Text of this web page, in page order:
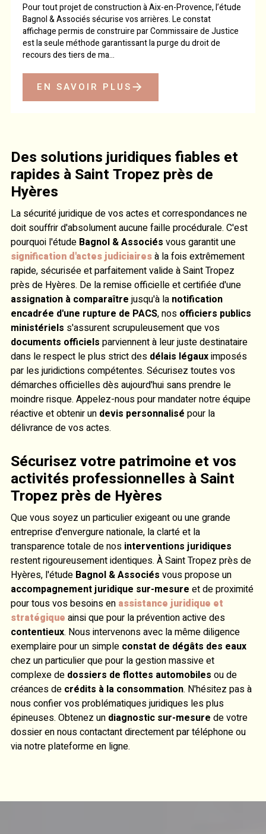
Pour tout projet de construction à Aix-en-Provence, l’étude
Bagnol & Associés sécurise vos arrières. Le constat
affichage permis de construire par Commissaire de Justice
est la seule méthode garantissant la purge du droit de
recours des tiers de ma...
EN SAVOIR PLUS
Des solutions juridiques fiables et
rapides à Saint Tropez près de
Hyères
La sécurité juridique de vos actes et correspondances ne
doit souffrir d'absolument aucune faille procédurale. C'est
pourquoi l'étude Bagnol & Associés vous garantit une
signification d'actes judiciairesà la fois extrêmement
rapide, sécurisée et parfaitement valide à Saint Tropez
près de Hyères. De la remise officielle et certifiée d'une
assignation à comparaîtrejusqu'à la notification
encadrée d'une rupture de PACS, nos officiers publics
ministériels s'assurent scrupuleusement que vos
documents officiels parviennent à leur juste destinataire
dans le respect le plus strict des délais légauximposés
par les juridictions compétentes. Sécurisez toutes vos
démarches officielles dès aujourd'hui sans prendre le
moindre risque. Appelez-nous pour mandater notre équipe
réactive et obtenir un devis personnalisé pour la
délivrance de vos actes.
Sécurisez votre patrimoine et vos
activités professionnelles à Saint
Tropez près de Hyères
Que vous soyez un particulier exigeant ou une grande
entreprise d'envergure nationale, la clarté et la
transparence totale de nos interventions juridiques
restent rigoureusement identiques. À Saint Tropez près de
Hyères, l'étude Bagnol & Associés vous propose un
accompagnement juridique sur-mesure et de proximité
pour tous vos besoins en assistance juridique et
stratégique ainsi que pour la prévention active des
contentieux. Nous intervenons avec la même diligence
exemplaire pour un simple constat de dégâts des eaux
chez un particulier que pour la gestion massive et
complexe de dossiers de flottes automobiles ou de
créances de crédits à la consommation. N'hésitez pas à
nous confier vos problématiques juridiques les plus
épineuses. Obtenez un diagnostic sur-mesure de votre
dossier en nous contactant directement par téléphone ou
via notre plateforme en ligne.